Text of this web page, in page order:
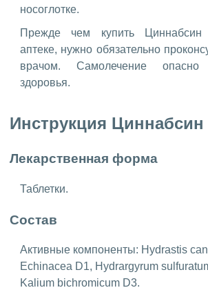
носоглотке.
Прежде чем купить
аптеке, нужно обязательно
врачом. Самолечение
здоровья.
Инструкция Циннабсин
Лекарственная форма
Таблетки.
Состав
Активные компоненты: Hydrastis
Echinacea D1, Hydrargyrum
Kalium bichromicum D3.